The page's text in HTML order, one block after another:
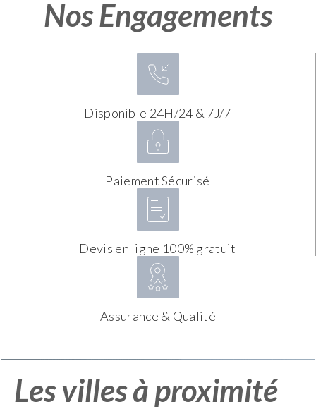
Nos Engagements
Disponible 24H/24 & 7J/7
Paiement Sécurisé
Devis en ligne 100% gratuit
Assurance & Qualité
Les villes à proximité